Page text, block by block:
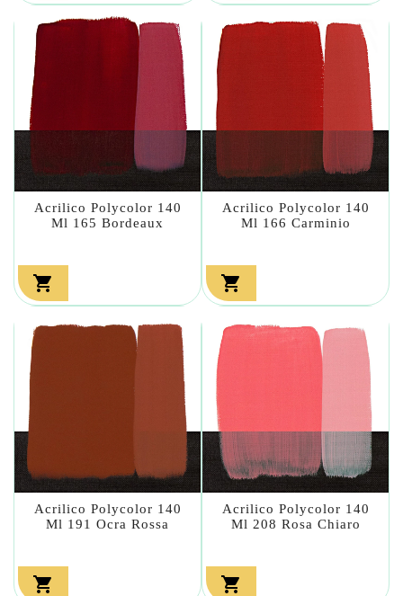
Acrilico Polycolor 140
Ml 165 Bordeaux

Acrilico Polycolor 140
Ml 166 Carminio

Acrilico Polycolor 140
Ml 191 Ocra Rossa

Acrilico Polycolor 140
Ml 208 Rosa Chiaro
